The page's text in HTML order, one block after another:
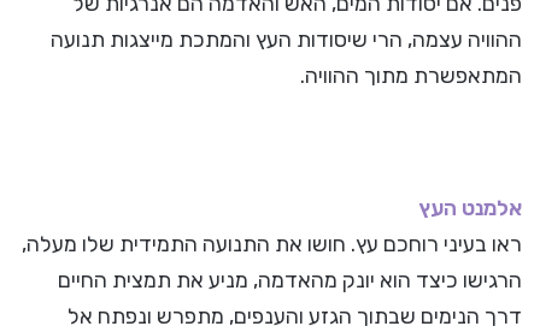
ההוויה עצמה, הרי שיסודות העץ והמתכת מייצגות תנועה
המתאפשרת מתוך ההוויה.
אלמנט העץ
ראו בעיני רוחכם עץ. חושו את התנועה התמידית שלו מעלה,
הרגישו כיצד הוא יונק מהאדמה, מניע את תמצית החיים
דרך הנימים שבתוך הגזע והענפים, מתפרש ונפתח אל